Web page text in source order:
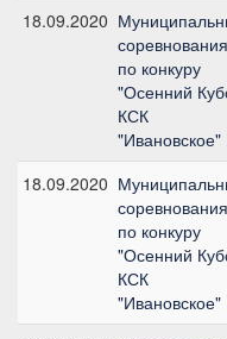
18.09.2020
соревнования
по конкуру
"Осенний
КСК
"Ивановское"
18.09.2020
соревнования
по конкуру
"Осенний
КСК
"Ивановское"